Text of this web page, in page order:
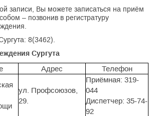
записи, Вы можете записаться на приём
– позвонив в регистратуру
8(3462).
Сургута
Адрес
Телефон
ул. Профсоюзов,
29.
Приёмная: 319-
044
Диспетчер: 35-74-
92